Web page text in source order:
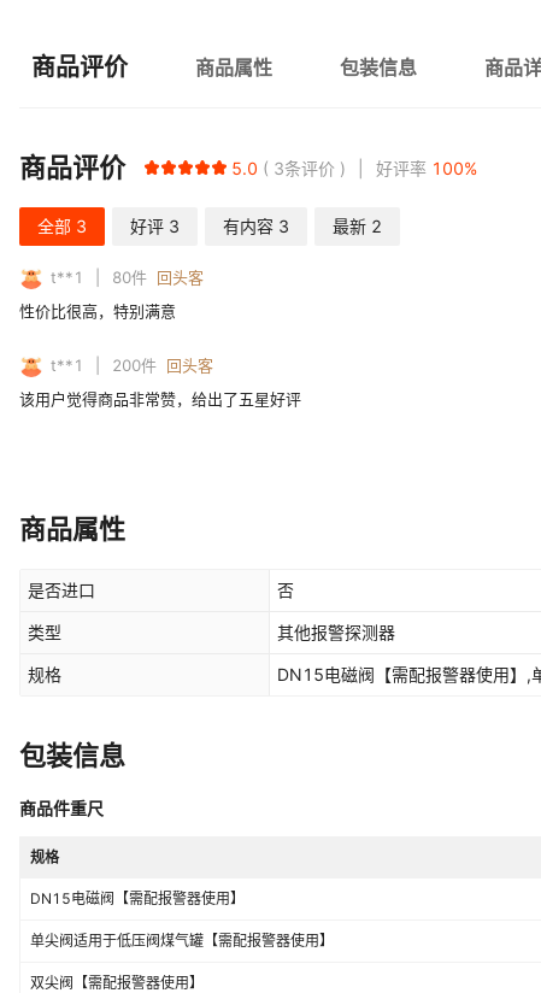
商品评价 商品属性 包装信息 商品
商品评价 5.0 3条评价 好评率 100%
全部 3 好评 3 有内容 3 最新 2
t**1 80件 回头客
性价比很高，特别满意
t**1 200件 回头客
该用户觉得商品非常赞，给出了五星好评
商品属性
是否进口 否
类型 其他报警探测器
规格 DN15电磁阀【需配报警器使用】,
包装信息
商品件重尺
规格
DN15电磁阀【需配报警器使用】
单尖阀适用于低压阀煤气罐【需配报警器使用】
双尖阀【需配报警器使用】